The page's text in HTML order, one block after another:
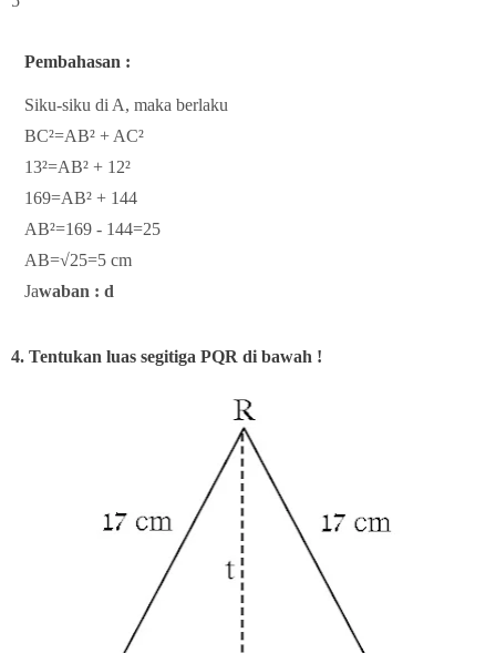
Pembahasan :
Siku-siku di A, maka berlaku
BC²=AB² + AC²
13²=AB² + 12²
169=AB² + 144
AB²=169 - 144=25
AB=√25=5 cm
Jawaban : d
4. Tentukan luas segitiga PQR di bawah !